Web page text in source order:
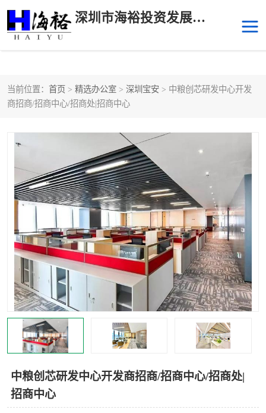
深圳市海裕投资发展有限公司
当前位置： 首页 > 精选办公室 > 深圳宝安 > 中粮创芯研发中心开发
商招商/招商中心/招商处|招商中心
中粮创芯研发中心开发商招商/招商中心/招商处|
招商中心
后海
科技园中区 南山华侨城
深圳湾科技生态园
福田中心区写字楼租赁 宝安中心区
深圳宝安 福田车公庙
罗湖水贝 南山南油
龙华 罗湖区
宝安区 西乡
兴东 石岩
南山后海